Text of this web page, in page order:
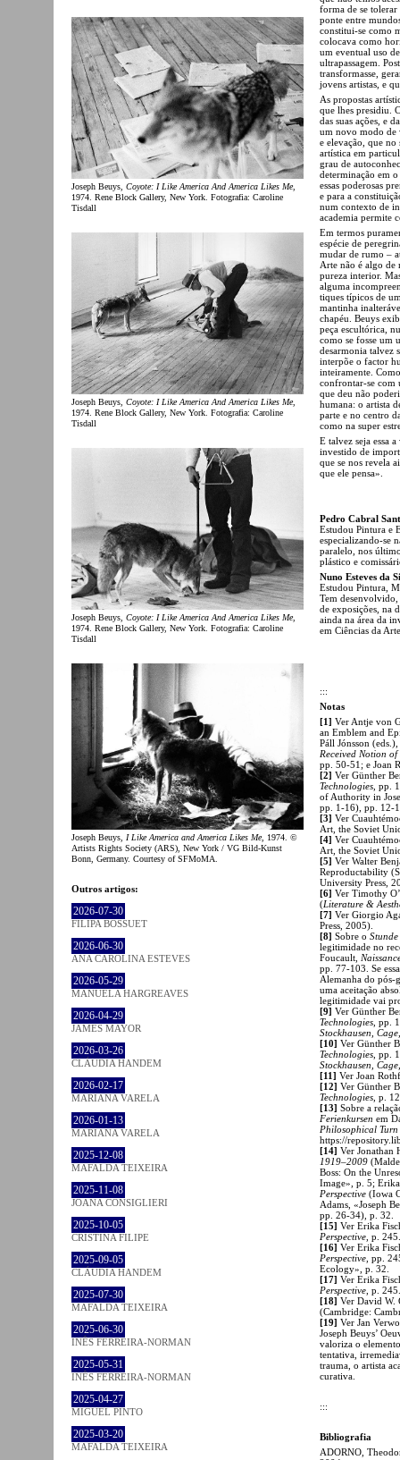
Joseph Beuys, Coyote: I Like America And America Likes Me,
1974. Rene Block Gallery, New York. Fotografia: Caroline
Tisdall
Joseph Beuys, Coyote: I Like America And America Likes Me,
1974. Rene Block Gallery, New York. Fotografia: Caroline
Tisdall
Joseph Beuys, Coyote: I Like America And America Likes Me,
1974. Rene Block Gallery, New York. Fotografia: Caroline
Tisdall
Joseph Beuys, I Like America and America Likes Me, 1974. ©
Artists Rights Society (ARS), New York / VG Bild-Kunst
Bonn, Germany. Courtesy of SFMoMA.
Outros artigos:
2026-07-30
FILIPA BOSSUET
2026-06-30
ANA CAROLINA ESTEVES
2026-05-29
MANUELA HARGREAVES
2026-04-29
JAMES MAYOR
2026-03-26
CLÁUDIA HANDEM
2026-02-17
MARIANA VARELA
2026-01-13
MARIANA VARELA
2025-12-08
MAFALDA TEIXEIRA
2025-11-08
JOANA CONSIGLIERI
2025-10-05
CRISTINA FILIPE
2025-09-05
CLÁUDIA HANDEM
2025-07-30
MAFALDA TEIXEIRA
2025-06-30
INÊS FERREIRA-NORMAN
2025-05-31
INÊS FERREIRA-NORMAN
2025-04-27
MIGUEL PINTO
2025-03-20
MAFALDA TEIXEIRA
forma de se
ponte entre
constitui-se como
colocava como
um eventual uso
ultrapassagem.
transformasse,
jovens artistas, e
As propostas
que lhes presidiu.
das suas ações, e
um novo modo de
e elevação, que no
artística em
grau de
determinação em
essas poderosas
e para a
num contexto de
academia permite
Em termos
espécie de
mudar de rumo –
Arte não é algo de
pureza interior.
alguma
tiques típicos de
mantinha
chapéu. Beuys
peça escultórica,
como se fosse um
desarmonia talvez
interpõe o factor
inteiramente.
confrontar-se com
que deu não
humana: o artista
parte e no centro
como na super
E talvez seja essa
investido de
que se nos revela
que ele pensa».
Pedro Cabral
Estudou Pintura e
especializando-se
paralelo, nos
plástico e
Nuno Esteves da
Estudou Pintura,
Tem
de exposições, na
ainda na área da
em Ciências da
:::
Notas
[1] Ver Antje von
an Emblem and
Páll Jónsson (eds.),
Received Notion of
pp. 50-51; e Joan
[2] Ver Günther
Technologies , pp.
of Authority in
pp. 1-16), pp. 12-
[3] Ver
Art, the Soviet
[4] Ver
Art, the Soviet
[5] Ver Walter
Reproductability
University Press,
[6] Ver Timothy
(Literature &
[7] Ver Giorgio
Press, 2005).
[8] Sobre o
legitimidade no
Foucault,
pp. 77-103. Se
Alemanha do pós-
uma aceitação
legitimidade vai
[9] Ver Günther
Technologies , pp.
Stockhausen,
[10] Ver Günther
Technologies , pp.
Stockhausen,
[11] Ver Joan
[12] Ver Günther
Technologies , p.
[13] Sobre a
Ferienkursen em
Philosophical Turn
https://
[14] Ver Jonathan
1919–2009
Boss: On the
Image», p. 5;
Perspective (Iowa
Adams, «Joseph
pp. 26-34), p. 32.
[15] Ver Erika
Perspective , p. 245.
[16] Ver Erika
Perspective , pp.
Ecology», p. 32.
[17] Ver Erika
Perspective , p. 245.
[18] Ver David W.
(Cambridge:
[19] Ver Jan
Joseph Beuys’
valoriza o
tentativa,
trauma, o artista
curativa.
:::
Bibliografia
ADORNO,